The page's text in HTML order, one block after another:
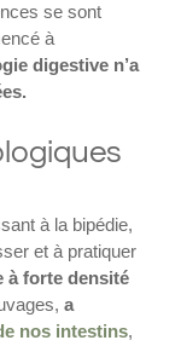
se sont
à
digestive n’a
à la bipédie,
et à pratiquer
à forte densité
a
nos intestins,